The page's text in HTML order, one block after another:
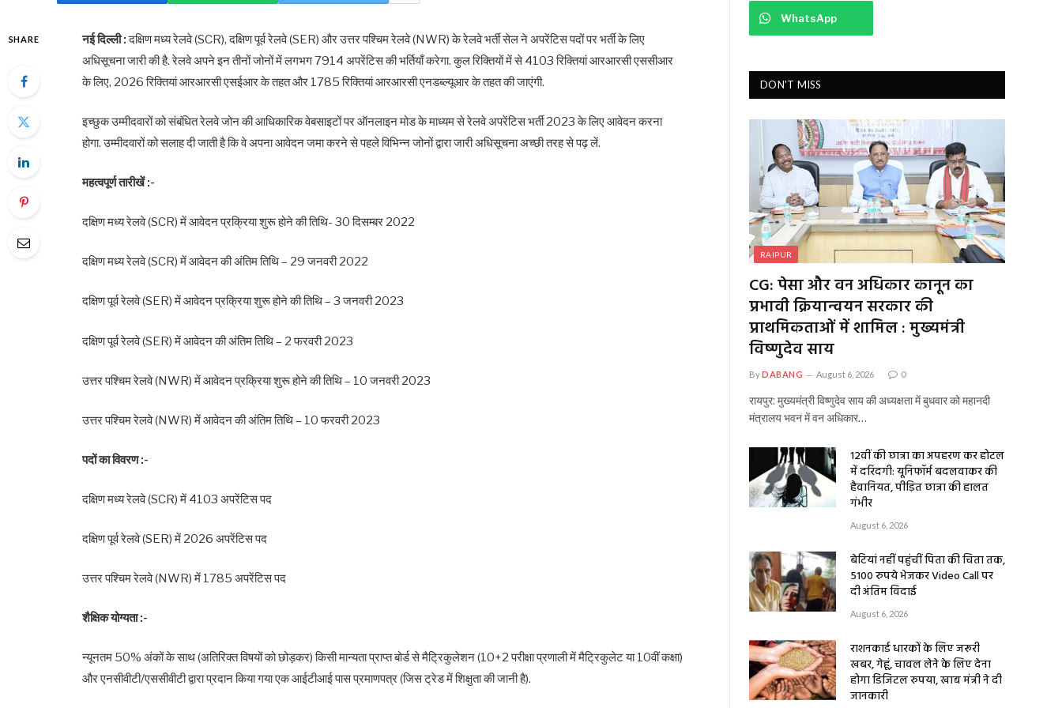
SHARE नई दिल्ली :दक्षिण मध्य रेलवे (SCR), दक्षिण पूर्व रेलवे (SER) और उत्तर पश्चिम रेलवे (NWR) के रेलवे भर्ती सेल ने अपरेंटिस पदों पर भर्ती के लिए
अधिसूचना जारी की है. रेलवे अपने इन तीनों जोनों में लगभग 7914 अपरेंटिस की भर्तियाँ करेगा. कुल रिक्तियों में से 4103 रिक्तियां आरआरसी एससीआर
के लिए, 2026 रिक्तियां आरआरसी एसईआर के तहत और 1785 रिक्तियां आरआरसी एनडब्ल्यूआर के तहत की जाएंगी.
इच्छुक उम्मीदवारों को संबंधित रेलवे जोन की आधिकारिक वेबसाइटों पर ऑनलाइन मोड के माध्यम से रेलवे अपरेंटिस भर्ती 2023 के लिए आवेदन करना
होगा. उम्मीदवारों को सलाह दी जाती है कि वे अपना आवेदन जमा करने से पहले विभिन्न जोनों द्वारा जारी अधिसूचना अच्छी तरह से पढ़ लें.
महत्वपूर्ण तारीखें :-
दक्षिण मध्य रेलवे (SCR) में आवेदन प्रक्रिया शुरू होने की तिथि- 30 दिसम्बर 2022
दक्षिण मध्य रेलवे (SCR) में आवेदन की अंतिम तिथि – 29 जनवरी 2022
दक्षिण पूर्व रेलवे (SER) में आवेदन प्रक्रिया शुरू होने की तिथि – 3 जनवरी 2023
दक्षिण पूर्व रेलवे (SER) में आवेदन की अंतिम तिथि – 2 फरवरी 2023
उत्तर पश्चिम रेलवे (NWR) में आवेदन प्रक्रिया शुरू होने की तिथि – 10 जनवरी 2023
उत्तर पश्चिम रेलवे (NWR) में आवेदन की अंतिम तिथि – 10 फरवरी 2023
पदों का विवरण :-
दक्षिण मध्य रेलवे (SCR) में 4103 अपरेंटिस पद
दक्षिण पूर्व रेलवे (SER) में 2026 अपरेंटिस पद
उत्तर पश्चिम रेलवे (NWR) में 1785 अपरेंटिस पद
शैक्षिक योग्यता :-
न्यूनतम 50% अंकों के साथ (अतिरिक्त विषयों को छोड़कर) किसी मान्यता प्राप्त बोर्ड से मैट्रिकुलेशन (10+2 परीक्षा प्रणाली में मैट्रिकुलेट या 10वीं कक्षा)
और एनसीवीटी/एससीवीटी द्वारा प्रदान किया गया एक आईटीआई पास प्रमाणपत्र (जिस ट्रेड में शिक्षुता की जानी है).
WhatsApp
DON'T MISS
RAIPUR
CG: पेसा और वन अधिकार कानून का
प्रभावी क्रियान्वयन सरकार की
प्राथमिकताओं में शामिल : मुख्यमंत्री
विष्णुदेव साय
ByDABANG August 6, 2026 0
रायपुर: मुख्यमंत्री विष्णुदेव साय की अध्यक्षता में बुधवार को महानदी
मंत्रालय भवन में वन अधिकार…
12वीं की छात्रा का अपहरण कर होटल
में दरिंदगी: यूनिफॉर्म बदलवाकर की
हैवानियत, पीड़ित छात्रा की हालत
गंभीर
August 6, 2026
बेटियां नहीं पहुंचीं पिता की चिता तक,
5100 रुपये भेजकर Video Call पर
दी अंतिम विदाई
August 6, 2026
राशनकार्ड धारकों के लिए जरूरी
खबर, गेहूं, चावल लेने के लिए देना
होगा डिजिटल रुपया, खाद्य मंत्री ने दी
जानकारी